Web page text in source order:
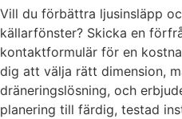
Vill du förbättra ljusinsläpp
källarfönster? Skicka en
kontaktformulär för en
dig att välja rätt dimension,
dräneringslösning, och
planering till färdig, testad